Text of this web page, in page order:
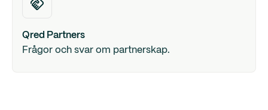
Qred Partners
Frågor och svar om partnerskap.